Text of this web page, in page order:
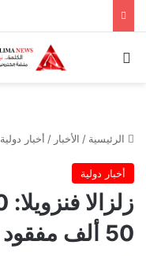
الرئيسية / الأخبار / أخبار دولية
أخبار دولية
50 ألف مفقود